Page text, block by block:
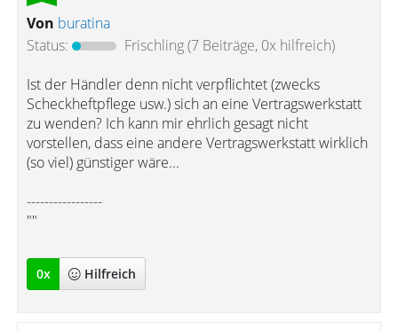
Von buratina
Status:
Frischling(7 Beiträge, 0x hilfreich)
Ist der Händler denn nicht verpflichtet (zwecks
Scheckheftpflege usw.) sich an eine Vertragswerkstatt
zu wenden? Ich kann mir ehrlich gesagt nicht
vorstellen, dass eine andere Vertragswerkstatt wirklich
(so viel) günstiger wäre...
-----------------
""
0x Hilfreich